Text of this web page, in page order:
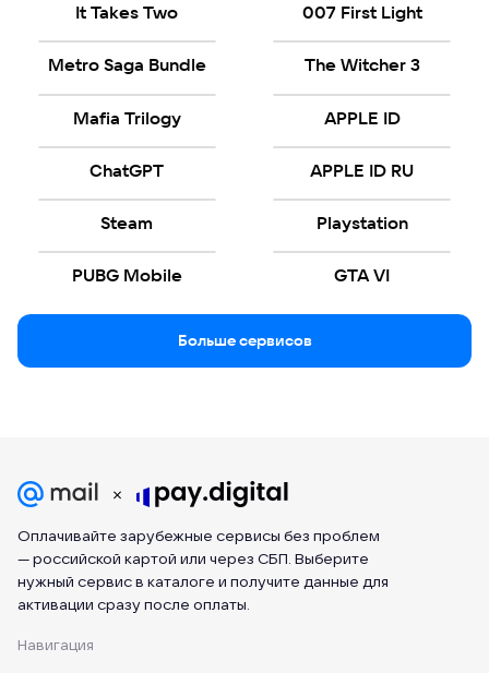
It Takes Two 007 First Light
Metro Saga Bundle The Witcher 3
Mafia Trilogy APPLE ID
ChatGPT APPLE ID RU
Steam Playstation
PUBG Mobile GTA VI
Больше сервисов
Оплачивайте зарубежные сервисы без проблем
— российской картой или через СБП. Выберите
нужный сервис в каталоге и получите данные для
активации сразу после оплаты.
Навигация